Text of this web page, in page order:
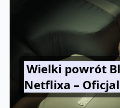
Wielki powrót
Netflixa –